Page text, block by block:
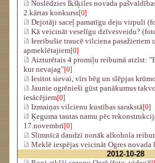
Noslēdzies Ikšķiles novada
2.kārtas konkurss[0]
Dejotāji saceļ pamatīgu deju virpuli
Kā veicināt veselīgu dzīvesveidu?
Iereibušie traucē vilciena pasažieriem
apmeklētajiem[0]
Aizturētais 4 promiļu reibumā atzīst:
kur nevajag"[0]
Iesitot sievai, vīrs bēg un slēpjas
Jaunie ogrēnieši gūst panākumus
iesācējiem[0]
Izmaiņas vilcienu kustības sarakstā[0]
Ķeguma tautas namu pēc
17.novembrī[0]
Slimnīcā daudzi nonāk alkohola
Meklē iespējas veicināt Ogres
2012-10-28